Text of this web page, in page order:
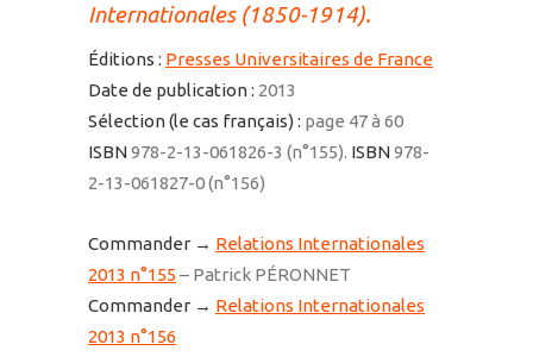
Internationales (1850-1914).
Éditions : Presses Universitaires de France
Date de publication : 2013
Sélection (le cas français) : page 47 à 60
ISBN978-2-13-061826-3 (n°155). ISBN978-
2-13-061827-0 (n°156)
Commander → Relations Internationales
2013 n°155 – Patrick PÉRONNET
Commander → Relations Internationales
2013 n°156